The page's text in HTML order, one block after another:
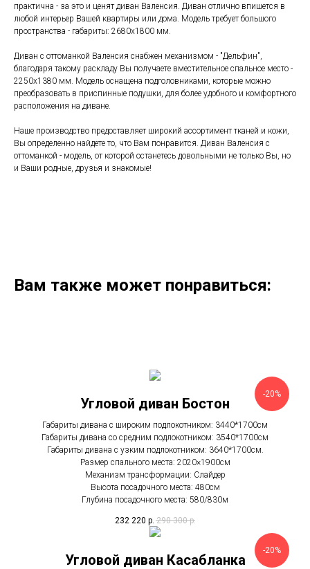
практична - за это и ценят диван Валенсия. Диван отлично впишется в
любой интерьер Вашей квартиры или дома. Модель требует большого
пространства - габариты: 2680х1800 мм.
Диван с оттоманкой Валенсия снабжен механизмом - "Дельфин",
благодаря такому раскладу Вы получаете вместительное спальное место -
2250х1380 мм. Модель оснащена подголовниками, которые можно
преобразовать в приспинные подушки, для более удобного и комфортного
расположения на диване.
Наше производство предоставляет широкий ассортимент тканей и кожи,
Вы определенно найдете то, что Вам понравится. Диван Валенсия с
оттоманкой - модель, от которой останетесь довольными не только Вы, но
и Ваши родные, друзья и знакомые!
Вам также может понравиться:
-20%
Угловой диван Бостон
Габариты дивана с широким подлокотником: 3440*1700см
Габариты дивана со средним подлокотником: 3540*1700см
Габариты дивана с узким подлокотником: 3640*1700см.
Размер спального места: 2020×1900см
Механизм трансформации: Слайдер
Высота посадочного места: 480см
Глубина посадочного места: 580/830м
232 220 р. 290 300 р.
-20%
Угловой диван Касабланка